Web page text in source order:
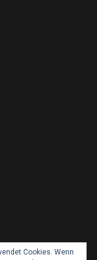
Cookies. Wenn